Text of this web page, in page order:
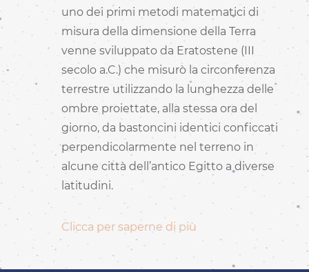
uno dei primi metodi matematici di
misura della dimensione della Terra
venne sviluppato da Eratostene (III
secolo a.C.) che misurò la circonferenza
terrestre utilizzando la lunghezza delle
ombre proiettate, alla stessa ora del
giorno, da bastoncini identici conficcati
perpendicolarmente nel terreno in
alcune città dell’antico Egitto a diverse
latitudini.
Clicca per saperne di più